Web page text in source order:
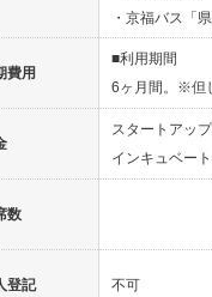
・京福バス「
費用
■利用期間
6ヶ月間。※但
スタートアッ
インキュベー
数
登記 不可